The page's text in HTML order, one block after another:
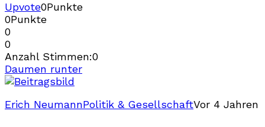
Upvote0Punkte
0Punkte
0
0
Anzahl Stimmen:0
Daumen runter
Erich NeumannPolitik & GesellschaftVor 4 Jahren